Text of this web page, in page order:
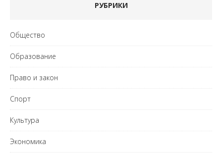
РУБРИКИ
Общество
Образование
Право и закон
Спорт
Культура
Экономика